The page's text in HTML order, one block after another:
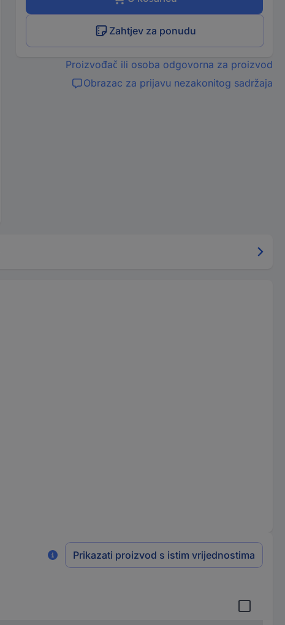
Zahtjev za ponudu
Proizvođač ili osoba odgovorna za proizvod
Obrazac za prijavu nezakonitog sadržaja
Prikazati proizvod s istim vrijednostima